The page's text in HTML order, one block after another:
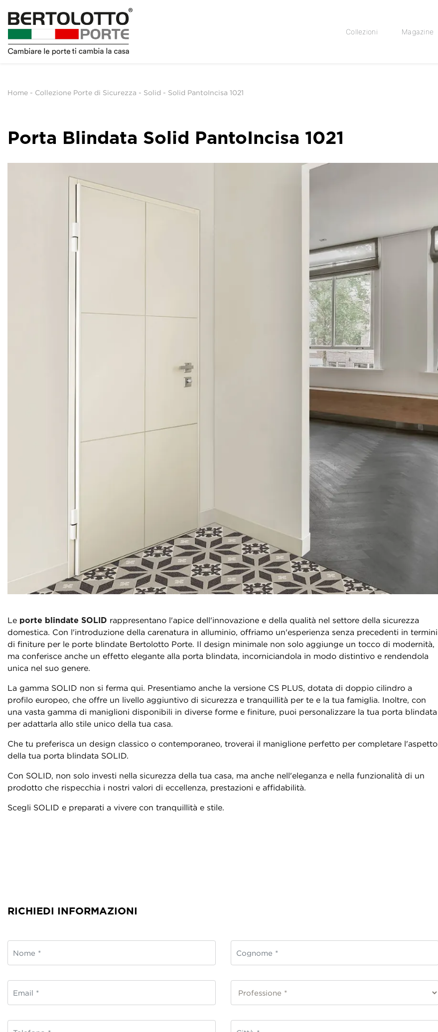
Collezioni Magazine
Home - Collezione Porte di Sicurezza - Solid - Solid PantoIncisa 1021
Porta Blindata Solid PantoIncisa 1021
Le porte blindate SOLID rappresentano l'apice dell'innovazione e della qualità nel settore della sicurezza
domestica. Con l'introduzione della carenatura in alluminio, offriamo un'esperienza senza precedenti in termini
di finiture per le porte blindate Bertolotto Porte. Il design minimale non solo aggiunge un tocco di modernità,
ma conferisce anche un effetto elegante alla porta blindata, incorniciandola in modo distintivo e rendendola
unica nel suo genere.
La gamma SOLID non si ferma qui. Presentiamo anche la versione CS PLUS, dotata di doppio cilindro a
profilo europeo, che offre un livello aggiuntivo di sicurezza e tranquillità per te e la tua famiglia. Inoltre, con
una vasta gamma di maniglioni disponibili in diverse forme e finiture, puoi personalizzare la tua porta blindata
per adattarla allo stile unico della tua casa.
Che tu preferisca un design classico o contemporaneo, troverai il maniglione perfetto per completare l'aspetto
della tua porta blindata SOLID.
Con SOLID, non solo investi nella sicurezza della tua casa, ma anche nell'eleganza e nella funzionalità di un
prodotto che rispecchia i nostri valori di eccellenza, prestazioni e affidabilità.
Scegli SOLID e preparati a vivere con tranquillità e stile.
RICHIEDI INFORMAZIONI